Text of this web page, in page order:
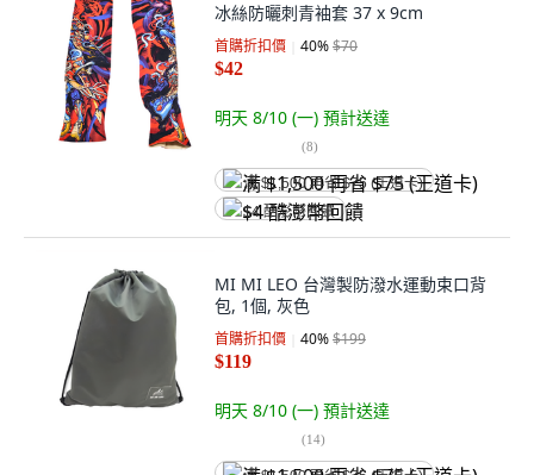
冰絲防曬刺青袖套 37 x 9cm
首購折扣價 40%$70
$42
明天 8/10 (一) 預計送達
(8)
满 $1,500 再省 $75 (王道卡)
$4 酷澎幣回饋
MI MI LEO 台灣製防潑水運動束口背
包, 1個, 灰色
首購折扣價 40%$199
$119
明天 8/10 (一) 預計送達
(14)